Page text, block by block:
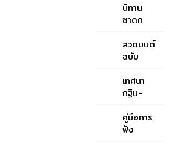
คู่มือ
ประกอบ
ภาษาบาลี
สำหรับ
๑-๒ และ
ป.ธ. ๓
นิทาน
ชาดก
สวดมนต์
ฉบับ
ของ
สมเด็จ
สังฆราช
(ปุสฺส
เทศนา
กฐิน-
พระ
สังฆราช
คู่มือการ
ฟัง